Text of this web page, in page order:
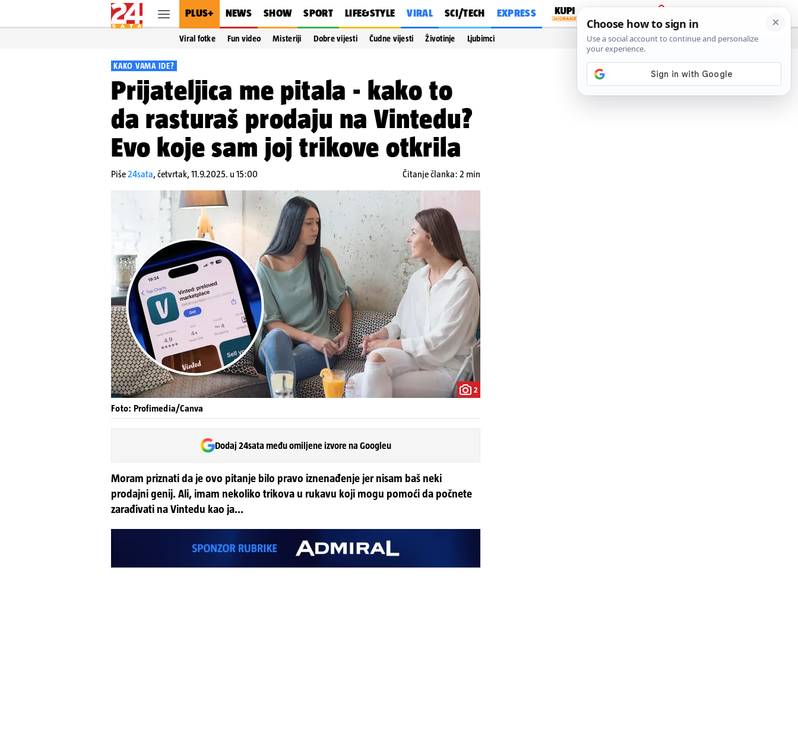
PLUS+ NEWS SHOW SPORT LIFE&STYLE VIRAL SCI/TECH EXPRESS
PRIJAVA
Viral fotke Fun video Misteriji Dobre vijesti Čudne vijesti Životinje Ljubimci
KAKO VAMA IDE?
Prijateljica me pitala - kako to
da rasturaš prodaju na Vintedu?
Evo koje sam joj trikove otkrila
Piše24sata,četvrtak, 11.9.2025. u 15:00 Čitanje članka: 2 min
2
Foto: Profimedia/Canva
Dodaj 24sata među omiljene izvore na Googleu
Moram priznati da je ovo pitanje bilo pravo iznenađenje jer nisam baš neki
prodajni genij. Ali, imam nekoliko trikova u rukavu koji mogu pomoći da počnete
zarađivati na Vintedu kao ja...